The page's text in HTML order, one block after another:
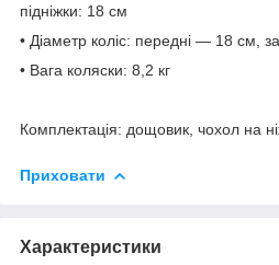
підніжки: 18 см
• Діаметр коліс: передні — 18 см,
• Вага коляски: 8,2 кг
Комплектація: дощовик, чохол на
Приховати
Характеристики